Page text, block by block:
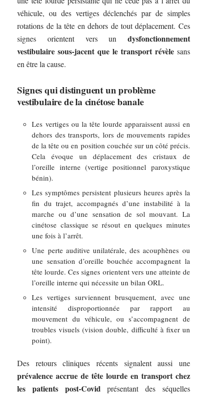
véhicule, ou des vertiges déclenchés par de simples
rotations de la tête en dehors de tout déplacement. Ces
signes orientent vers un dysfonctionnement
vestibulaire sous-jacent que le transport révèlesans
en être la cause.
Signes qui distinguent un problème
vestibulaire de la cinétose banale
Les vertiges ou la tête lourde apparaissent aussi en
dehors des transports, lors de mouvements rapides
de la tête ou en position couchée sur un côté précis.
Cela évoque un déplacement des cristaux de
l’oreille interne (vertige positionnel paroxystique
bénin).
Les symptômes persistent plusieurs heures après la
fin du trajet, accompagnés d’une instabilité à la
marche ou d’une sensation de sol mouvant. La
cinétose classique se résout en quelques minutes
une fois à l’arrêt.
Une perte auditive unilatérale, des acouphènes ou
une sensation d’oreille bouchée accompagnent la
tête lourde. Ces signes orientent vers une atteinte de
l’oreille interne qui nécessite un bilan ORL.
Les vertiges surviennent brusquement, avec une
intensité disproportionnée par rapport au
mouvement du véhicule, ou s’accompagnent de
troubles visuels (vision double, difficulté à fixer un
point).
Des retours cliniques récents signalent aussi une
prévalence accrue de tête lourde en transport chez
les patients post-Covid présentant des séquelles